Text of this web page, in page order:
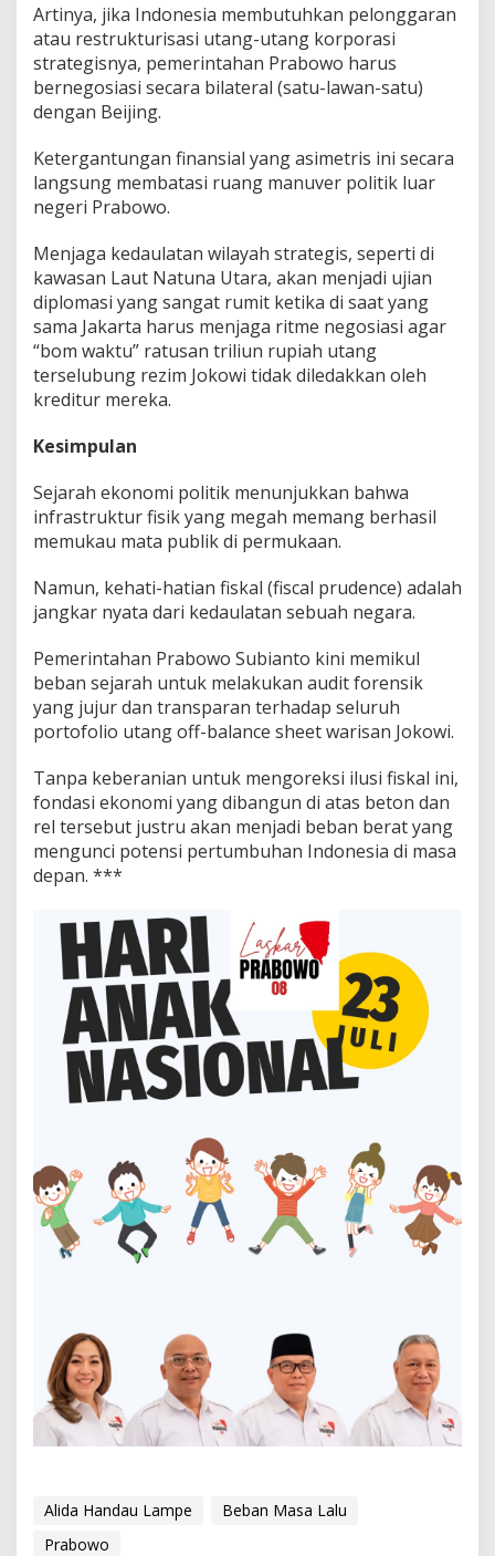
Artinya, jika Indonesia membutuhkan pelonggaran
atau restrukturisasi utang-utang korporasi
strategisnya, pemerintahan Prabowo harus
bernegosiasi secara bilateral (satu-lawan-satu)
dengan Beijing.
​Ketergantungan finansial yang asimetris ini secara
langsung membatasi ruang manuver politik luar
negeri Prabowo.
Menjaga kedaulatan wilayah strategis, seperti di
kawasan Laut Natuna Utara, akan menjadi ujian
diplomasi yang sangat rumit ketika di saat yang
sama Jakarta harus menjaga ritme negosiasi agar
“bom waktu” ratusan triliun rupiah utang
terselubung rezim Jokowi tidak diledakkan oleh
kreditur mereka.
Kesimpulan
​Sejarah ekonomi politik menunjukkan bahwa
infrastruktur fisik yang megah memang berhasil
memukau mata publik di permukaan.
Namun, kehati-hatian fiskal (fiscal prudence) adalah
jangkar nyata dari kedaulatan sebuah negara.
​Pemerintahan Prabowo Subianto kini memikul
beban sejarah untuk melakukan audit forensik
yang jujur dan transparan terhadap seluruh
portofolio utang off-balance sheet warisan Jokowi.
Tanpa keberanian untuk mengoreksi ilusi fiskal ini,
fondasi ekonomi yang dibangun di atas beton dan
rel tersebut justru akan menjadi beban berat yang
mengunci potensi pertumbuhan Indonesia di masa
depan. ***
Alida Handau Lampe
Beban Masa Lalu
Prabowo